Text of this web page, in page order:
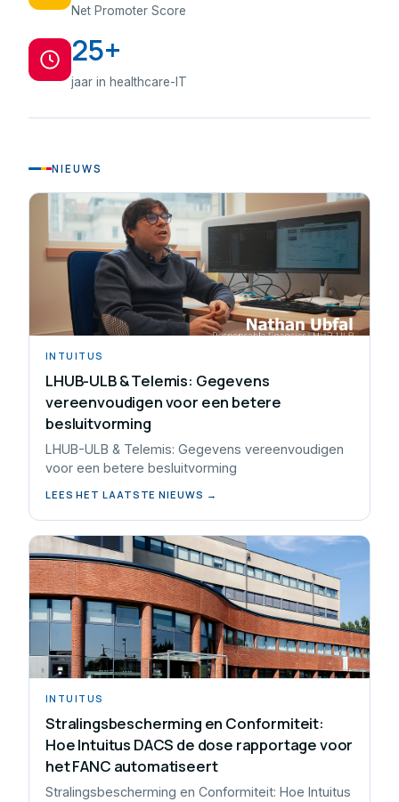
Net Promoter Score
25+
jaar in healthcare-IT
NIEUWS
INTUITUS
LHUB-ULB & Telemis: Gegevens
vereenvoudigen voor een betere
besluitvorming
LHUB-ULB & Telemis: Gegevens vereenvoudigen
voor een betere besluitvorming
LEES HET LAATSTE NIEUWS →
INTUITUS
Stralingsbescherming en Conformiteit:
Hoe Intuitus DACS de dose rapportage voor
het FANC automatiseert
Stralingsbescherming en Conformiteit: Hoe Intuitus